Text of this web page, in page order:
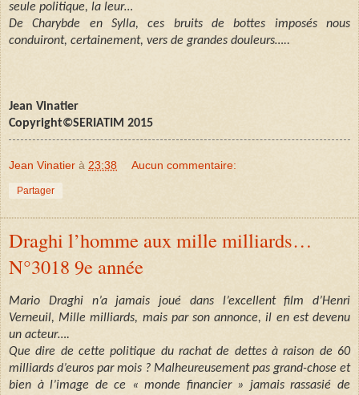
seule politique, la leur…
De Charybde en Sylla, ces bruits de bottes imposés nous
conduiront, certainement, vers de grandes douleurs…..
Jean Vinatier
Copyright©SERIATIM 2015
Jean Vinatier à 23:38 Aucun commentaire:
Partager
Draghi l’homme aux mille milliards…
N°3018 9e année
Mario Draghi n’a jamais joué dans l’excellent film d’Henri
Verneuil, Mille milliards, mais par son annonce, il en est devenu
un acteur….
Que dire de cette politique du rachat de dettes à raison de 60
milliards d’euros par mois ? Malheureusement pas grand-chose et
bien à l’image de ce « monde financier » jamais rassasié de